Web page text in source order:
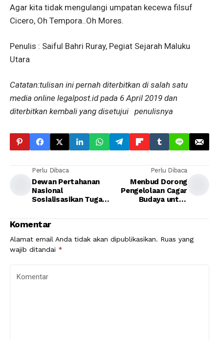
Agar kita tidak mengulangi umpatan kecewa filsuf
Cicero, Oh Tempora..Oh Mores.
Penulis : Saiful Bahri Ruray, Pegiat Sejarah Maluku
Utara
Catatan:tulisan ini pernah diterbitkan di salah satu
media online legalpost.id pada 6 April 2019 dan
diterbitkan kembali yang disetujui penulisnya
Perlu Dibaca
Dewan Pertahanan
Nasional
Sosialisasikan Tugas
Perlu Dibaca
Menbud Dorong
Pengelolaan Cagar
Budaya untuk
Komentar
Alamat email Anda tidak akan dipublikasikan. Ruas yang
wajib ditandai *